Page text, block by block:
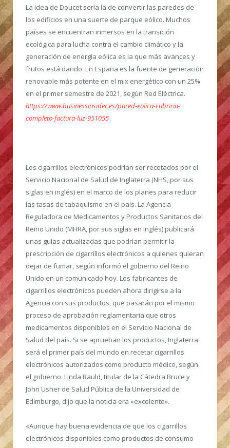
La idea de Doucet sería la de convertir las paredes de
los edificios en una suerte de parque eólico. Muchos
países se encuentran inmersos en la transición
ecológica para lucha contra el cambio climático y la
generación de energía eólica es la que más avances y
frutos está dando. En España es la fuente de generación
renovable más potente en el mix energético con un 25%
en el primer semestre de 2021, según Red Eléctrica.
https://www.businessinsider.es/pared-eolica-cubriria-
completo-factura-luz-951055
Los cigarrillos electrónicos podrían ser recetados por el
Servicio Nacional de Salud de Inglaterra (NHS, por sus
siglas en inglés) en el marco de los planes para reducir
las tasas de tabaquismo en el país. La Agencia
Reguladora de Medicamentos y Productos Sanitarios del
Reino Unido (MHRA, por sus siglas en inglés) publicará
unas guías actualizadas que podrían permitir la
prescripción de cigarrillos electrónicos a quienes quieran
dejar de fumar, según informó el gobierno del Reino
Unido en un comunicado hoy. Los fabricantes de
cigarrillos electrónicos pueden ahora dirigirse a la
Agencia con sus productos, que pasarán por el mismo
proceso de aprobación reglamentaria que otros
medicamentos disponibles en el Servicio Nacional de
Salud del país. Si se aprueban los productos, Inglaterra
será el primer país del mundo en recetar cigarrillos
electrónicos autorizados como producto médico, según
el gobierno. Linda Bauld, titular de la Cátedra Bruce y
John Usher de Salud Pública de la Universidad de
Edimburgo, dijo que la noticia era «excelente».
«Aunque hay buena evidencia de que los cigarrillos
electrónicos disponibles como productos de consumo